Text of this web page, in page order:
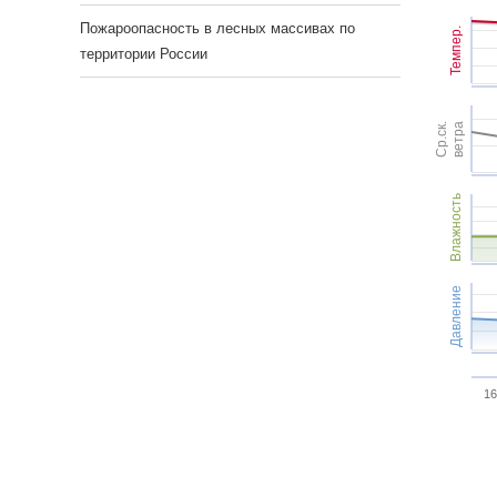
Темпер.
Ср.ск.ветра
Влажность
Давление
Пожароопасность в лесных массивах по
территории России